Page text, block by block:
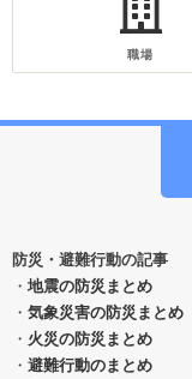
職場
防災・避難行動の記事
・ 地震の防災まとめ
・ 気象災害の防災まとめ
・ 火災の防災まとめ
・ 避難行動のまとめ